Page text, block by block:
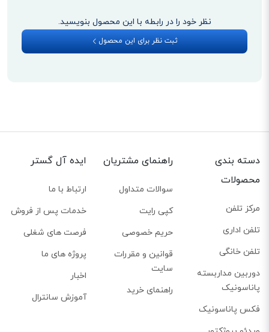
نظر خود را در رابطه با این محصول بنویسید.
ثبت نظر برای این محصول
دسته بندی
محصولات
مرکز تلفن
تلفن اداری
تلفن خانگی
دوربین مداربسته
پاناسونیک
فکس پاناسونیک
راهنمای مشتریان
سوالات متداول
کپی رایت
حریم خصوصی
قوانین و مقررات
سایت
راهنمای خرید
ایده آل گستر
ارتباط با ما
خدمات پس از فروش
فرصت های شغلی
پروژه های ما
اخبار
آموزش سانترال